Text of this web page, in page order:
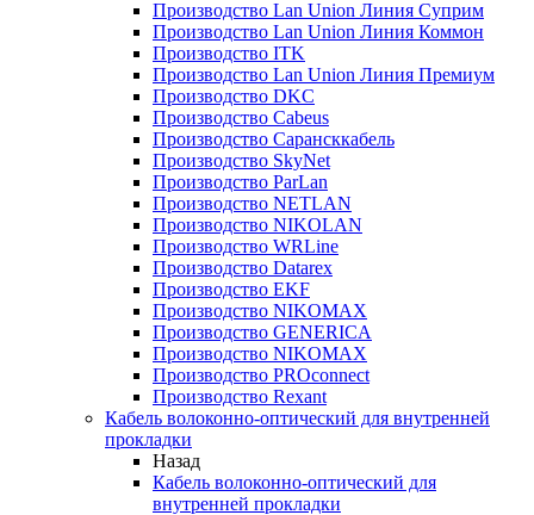
Производство Lan Union Линия Суприм
Производство Lan Union Линия Коммон
Производство ITK
Производство Lan Union Линия Премиум
Производство DKC
Производство Cabeus
Производство Сарансккабель
Производство SkyNet
Производство ParLan
Производство NETLAN
Производство NIKOLAN
Производство WRLine
Производство Datarex
Производство EKF
Производство NIKOMAX
Производство GENERICA
Производство NIKOMAX
Производство PROconnect
Производство Rexant
Кабель волоконно-оптический для внутренней
прокладки
Назад
Кабель волоконно-оптический для
внутренней прокладки